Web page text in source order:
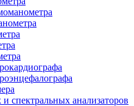
спектральных анализаторов